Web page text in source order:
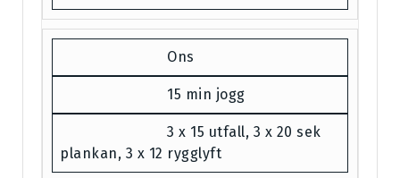
Ons
15 min jogg
3 x 15 utfall, 3 x 20 sek
plankan, 3 x 12 rygglyft